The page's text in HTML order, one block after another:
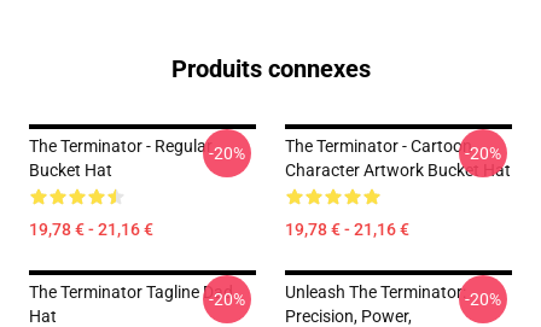
Produits connexes
The Terminator - Regular
Bucket Hat
19,78 € - 21,16 €
-20%
The Terminator - Cartoon
Character Artwork Bucket Hat
19,78 € - 21,16 €
-20%
The Terminator Tagline Dad
Hat
-20%
Unleash The Terminator:
Precision, Power,
-20%